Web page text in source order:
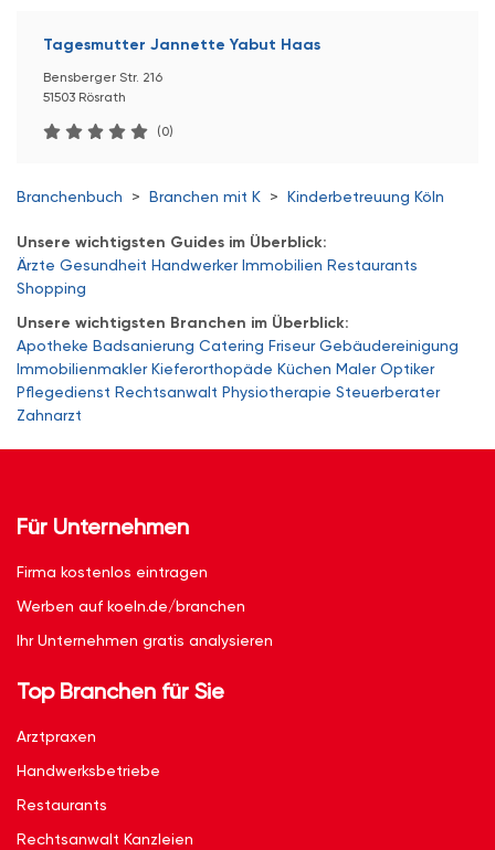
Tagesmutter Jannette Yabut Haas
Bensberger Str. 216
51503 Rösrath
(0)
Branchenbuch > Branchen mit K > Kinderbetreuung Köln
Unsere wichtigsten Guides im Überblick:
Ärzte Gesundheit Handwerker Immobilien Restaurants
Shopping
Unsere wichtigsten Branchen im Überblick:
Apotheke Badsanierung Catering Friseur Gebäudereinigung
Immobilienmakler Kieferorthopäde Küchen Maler Optiker
Pflegedienst Rechtsanwalt Physiotherapie Steuerberater
Zahnarzt
Für Unternehmen
Firma kostenlos eintragen
Werben auf koeln.de/branchen
Ihr Unternehmen gratis analysieren
Top Branchen für Sie
Arztpraxen
Handwerksbetriebe
Restaurants
Rechtsanwalt Kanzleien